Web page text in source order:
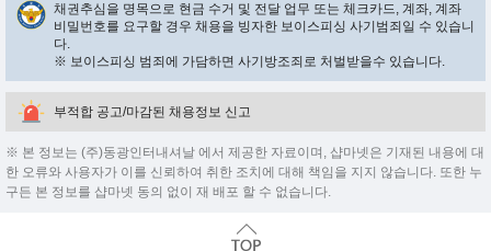
채권추심을 명목으로 현금 수거 및 전달 업무 또는 체크카드, 계좌, 계좌
비밀번호를 요구할 경우 채용을 빙자한 보이스피싱 사기범죄일 수 있습니
다.
※ 보이스피싱 범죄에 가담하면 사기방조죄로 처벌받을수 있습니다.
부적합 공고/마감된 채용정보 신고
※ 본 정보는 (주)동광인터내셔날 에서 제공한 자료이며, 샵마넷은 기재된 내용에 대
한 오류와 사용자가 이를 신뢰하여 취한 조치에 대해 책임을 지지 않습니다. 또한 누
구든 본 정보를 샵마넷 동의 없이 재 배포 할 수 없습니다.